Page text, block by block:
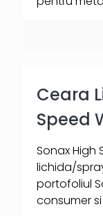
Ceara
Speed
Sonax High
lichida/
portofoliul
consumer